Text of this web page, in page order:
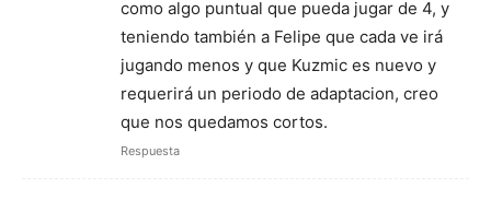
como algo puntual que pueda jugar de 4, y
teniendo también a Felipe que cada ve irá
jugando menos y que Kuzmic es nuevo y
requerirá un periodo de adaptacion, creo
que nos quedamos cortos.
Respuesta